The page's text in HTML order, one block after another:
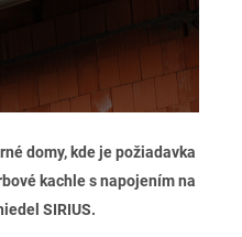
domy, kde je požiadavka
kachle s napojením na
SIRIUS.